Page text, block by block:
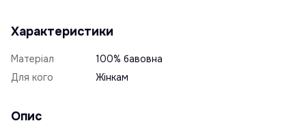
Характеристики
Матеріал
100% бавовна
Для кого
Жінкам
Опис